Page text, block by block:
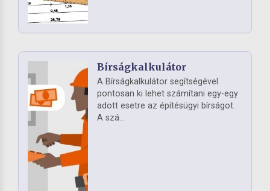
Bírságkalkulátor
A Bírságkalkulátor segítségével
pontosan ki lehet számítani egy-egy
adott esetre az építésügyi bírságot.
A szá...